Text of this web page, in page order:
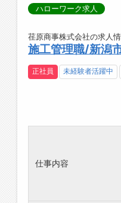
ハローワーク求人
荏原商事株式会社の求人
施工管理職/新潟
正社員 未経験者活躍中
仕事内容